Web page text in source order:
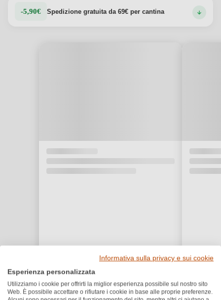
-5,90€ Spedizione gratuita da 69€ per cantina
Premi e riconoscimenti
Informativa sulla privacy e sui cookie
Esperienza personalizzata
Utilizziamo i cookie per offrirti la miglior esperienza possibile sul nostro sito
Web. È possibile accettare o rifiutare i cookie in base alle proprie preferenze.